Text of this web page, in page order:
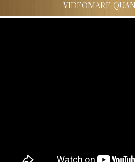
VIDEOMARE